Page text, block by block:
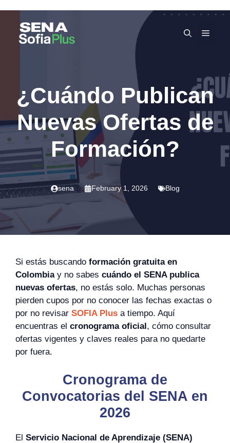
content
¿Cuándo Publican
Nuevas Ofertas de
Formación?
sena February 1, 2026 Blog
Si estás buscando formación gratuita en
Colombiay no sabes cuándo el SENA publica
nuevas ofertas, no estás solo. Muchas personas
pierden cupos por no conocer las fechas exactas o
por no revisar SOFIA Plus a tiempo. Aquí
encuentras el cronograma oficial, cómo consultar
ofertas vigentes y claves reales para no quedarte
por fuera.
Cronograma de
Convocatorias del SENA en
2026
El Servicio Nacional de Aprendizaje (SENA)